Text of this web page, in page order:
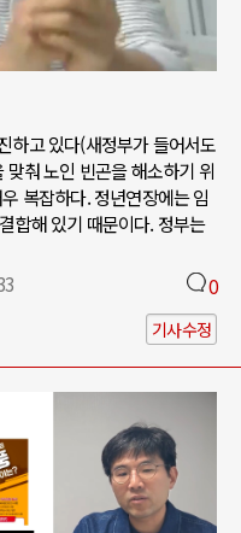
하고 있다(새정부가 들어서도
춰 노인 빈곤을 해소하기 위
복잡하다. 정년연장에는 임
합해 있기 때문이다. 정부는
0
기사수정